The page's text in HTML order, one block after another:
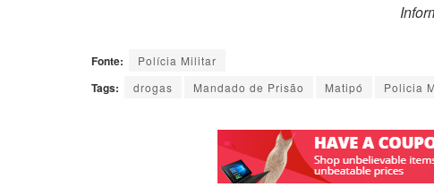
Fonte: Polícia Militar
Tags: drogas Mandado de Prisão Matipó Policia